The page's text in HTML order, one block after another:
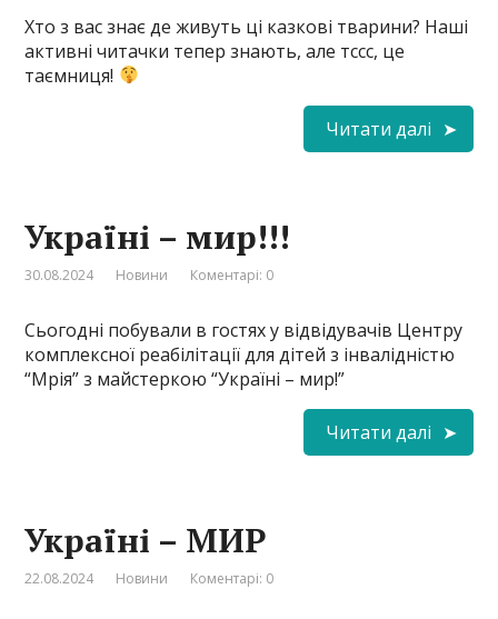
Хто з вас знає де живуть ці казкові тварини? Наші
активні читачки тепер знають, але тссс, це
таємниця!
Читати далі
Україні – мир!!!
30.08.2024 Новини Коментарі: 0
Сьогодні побували в гостях у відвідувачів Центру
комплексної реабілітації для дітей з інвалідністю
“Мрія” з майстеркою “Україні – мир!”
Читати далі
Україні – МИР
22.08.2024 Новини Коментарі: 0